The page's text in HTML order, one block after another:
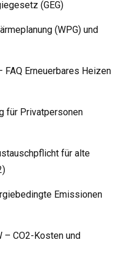
(GEG)
(WPG) und
Erneuerbares Heizen
für Privatpersonen
für alte
Emissionen
– CO2-Kosten und